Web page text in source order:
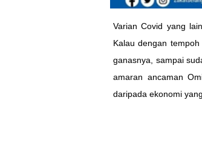
Varian Covid yang
Kalau dengan
ganasnya, sampai
amaran ancaman
daripada ekonomi